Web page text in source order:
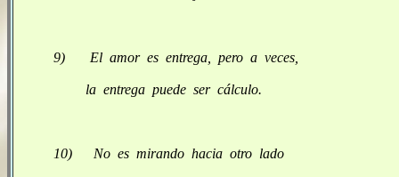
9) El amor es entrega, pero a veces,
la entrega puede ser cálculo.
10) No es mirando hacia otro lado